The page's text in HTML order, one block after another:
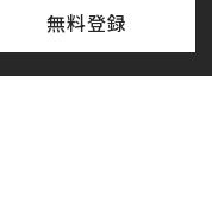
無料登録